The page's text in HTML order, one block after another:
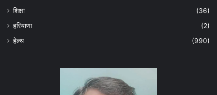
शिक्षा
(36)
हरियाणा
(2)
हेल्‍थ
(990)